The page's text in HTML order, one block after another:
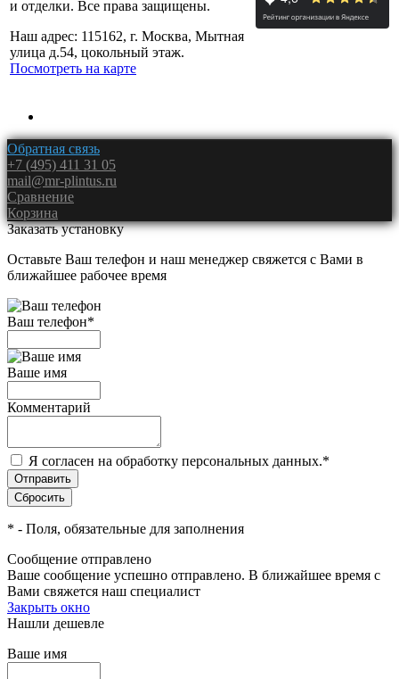
и отделки. Все права защищены.
Наш адрес: 115162, г. Москва, Мытная
улица д.54, цокольный этаж.
Посмотреть на карте
Обратная связь
+7 (495) 411 31 05
mail@mr-plintus.ru
Сравнение
Корзина
Заказать установку
Оставьте Ваш телефон и наш менеджер свяжется с Вами в
ближайшее рабочее время
Ваш телефон*
Ваше имя
Комментарий
Я согласен на обработку персональных данных.*
* - Поля, обязательные для заполнения
Сообщение отправлено
Ваше сообщение успешно отправлено. В ближайшее время с
Вами свяжется наш специалист
Закрыть окно
Нашли дешевле
Ваше имя